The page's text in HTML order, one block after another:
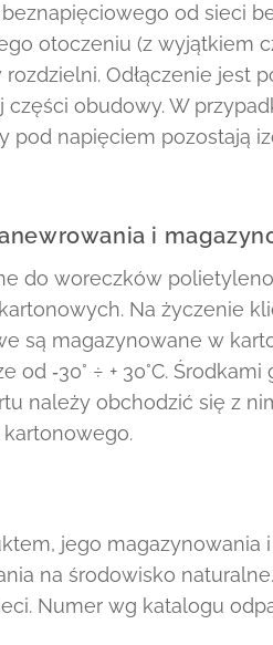
od sieci
otoczeniu (z wyjątkiem
Odłączenie jest
obudowy. W
pod napięciem pozostają
i
do woreczków
Na życzenie
są magazynowane w
‑30° ÷ + 30°C. Środkami
należy obchodzić się z
kartonowego.
jego magazynowania
na środowisko
Numer wg katalogu